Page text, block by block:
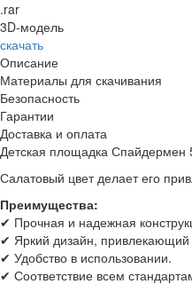
.rar
3D-модель
скачать
Описание
Материалы для скачивания
Безопасность
Гарантии
Доставка и оплата
Детская площадка Спайдермен
Салатовый цвет делает его
Преимущества:
✔ Прочная и надежная
✔ Яркий дизайн,
✔ Удобство в использовании.
✔ Соответствие всем